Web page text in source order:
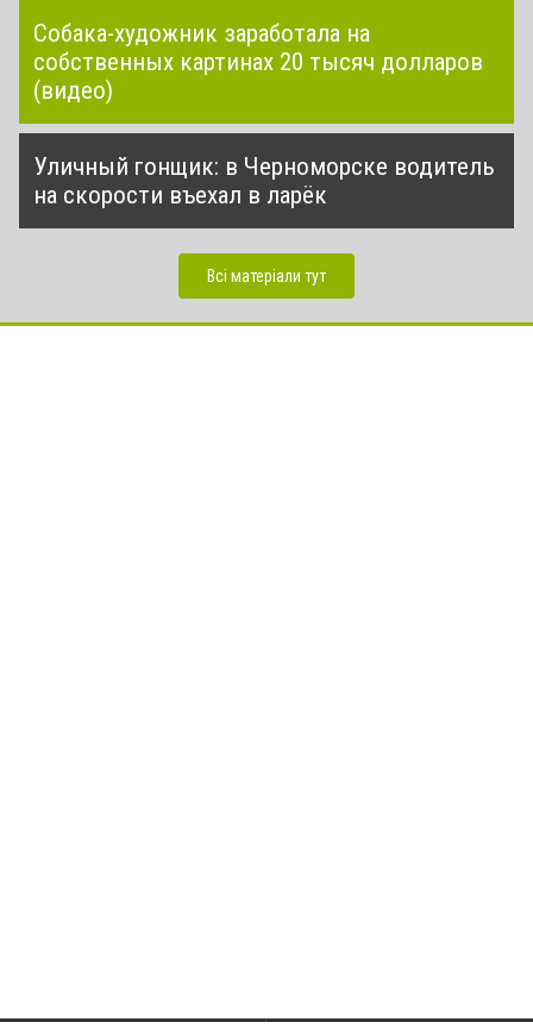
Собака-художник заработала на
собственных картинах 20 тысяч долларов
(видео)
Уличный гонщик: в Черноморске водитель
на скорости въехал в ларёк
Всі матеріали тут